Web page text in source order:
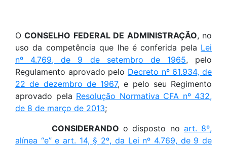
OCONSELHO FEDERAL DE ADMINISTRAÇÃO, no
uso da competência que lhe é conferida pela Lei
nº 4.769, de 9 de setembro de 1965, pelo
Regulamento aprovado pelo Decreto nº 61.934, de
22 de dezembro de 1967, e pelo seu Regimento
aprovado pela Resolução Normativa CFA nº 432,
de 8 de março de 2013;
CONSIDERANDO o disposto no art. 8º,
alínea “e” e art. 14, § 2º, da Lei nº 4.769, de 9 de